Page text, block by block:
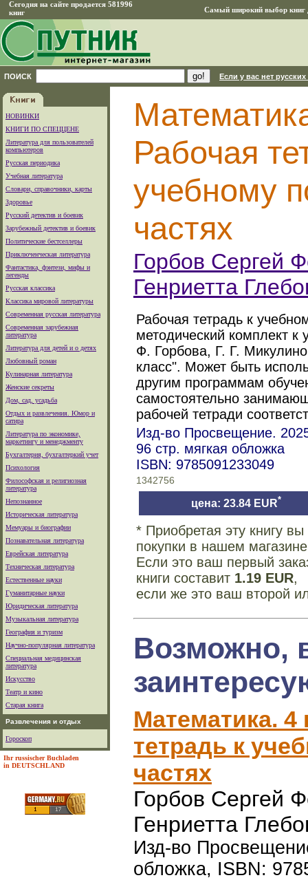
Сегодня на сайте продается 581996
книг
Самый широкий выбор книг
ПОИСК Если у вас нет
НОВИНКИ
КНИГИ ПО СПЕЦЦЕНЕ
Литература для пользователей
компьютеров
Русская периодика
Учебная литература
Словари, справочники, карты
Здоровье
Русский детектив и боевик
Зарубежный детектив и боевик
Политические бестселлеры
Приключенческая литература
Фантастика, фэнтези, мифы и
легенды
Русская классика
Классика мировой литературы
Современная русская литература
Современная зарубежная
литература
Литература для детей и о детях
Любовный роман
Кулинарная литература
Женские секреты
Дом, сад, усадьба
Отдых и развлечения. Юмор и
сатира
Литература по экономике,
маркетингу и менеджменту
Бухгалтерия, бухгалтеркий учет
Психология
Философская и религиозная
литература
Непознанное
Историческая литература
Мемуары и биографии
Познавательная литература
Еврейская литература
Техническая литература
Естественные науки
Гуманитарные науки
Юридическая литература
Музыкальная литература
География и туризм
Научно-популярная литература
Специальная медицинская
литература
Искусство
Театр и кино
Старая книга
Развлечения и отдых
Гороскоп
Ihr russischer Buchladen
in DEUTSCHLAND
Рабочая
учебному
частях
Горбов Сергей
Генриетта
Рабочая тетрадь к
методический комплект
Ф. Горбова, Г. Г.
класс". Может быть
другим программам
самостоятельно
рабочей тетради
Изд-во Просвещение.
96 стр. мягкая обложка
ISBN: 9785091233049
1342756
цена: 23.84 EUR*
* Приобретая эту книгу
покупки в нашем
Если это ваш первый
книги составит 1.19 EUR,
если же это ваш второй
Возможно,
Математика. 4
тетрадь к
частях
Горбов Сергей
Генриетта
Изд-во
обложка, ISBN: